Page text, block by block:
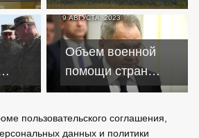
сбили в
Подмосковье,
Севастополе и над
Калугой
9 АВГУСТА, 2023
Объем военной
помощи стран
НАТО и ЕС Украине
млрд – Шойгу
пользовательского соглашения,
данных и политики